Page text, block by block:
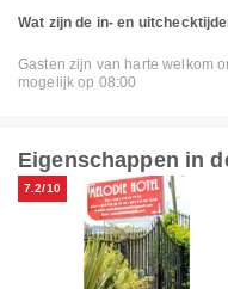
Wat zijn de in- en
Gasten zijn van harte welkom
mogelijk op 08:00
Eigenschappen in
7.2/10